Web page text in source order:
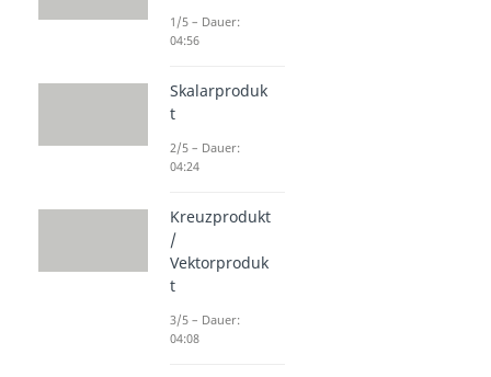
1/5 – Dauer:
04:56
Skalarproduk
t
2/5 – Dauer:
04:24
Kreuzprodukt
/
Vektorproduk
t
3/5 – Dauer:
04:08